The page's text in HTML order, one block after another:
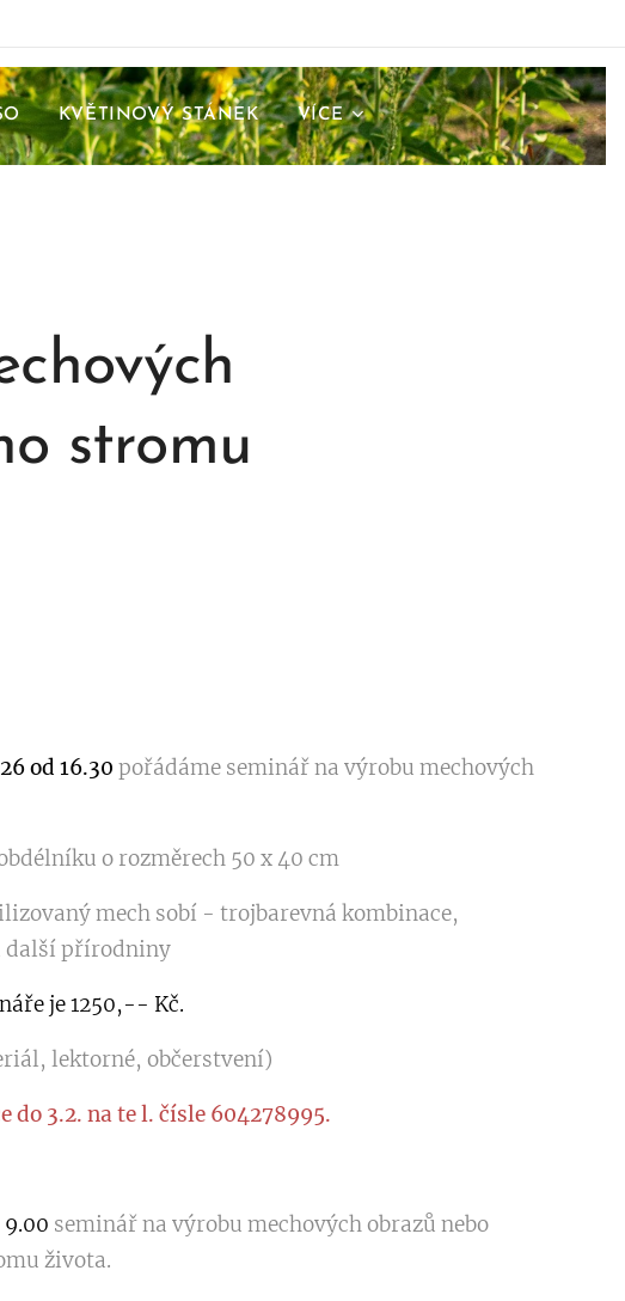
KVĚTINOVÝ STÁNEK VÍCE
stromu
od 16.30 pořádáme seminář na výrobu mechových
o rozměrech 50 x 40 cm
mech sobí - trojbarevná kombinace,
další přírodniny
je 1250,-- Kč.
lektorné, občerstvení)
do 3.2. na te l. čísle 604278995.
9.00 seminář na výrobu mechových obrazů nebo
života.